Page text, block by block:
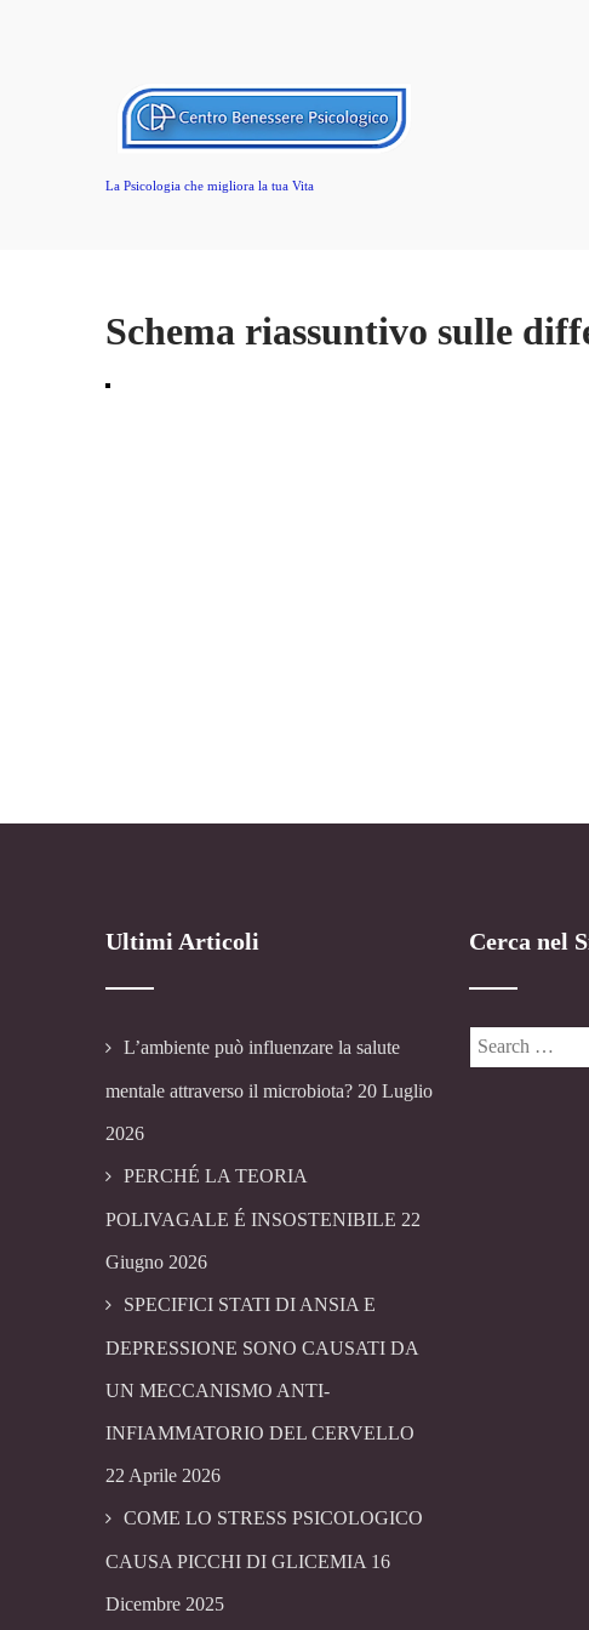
La Psicologia che migliora la tua Vita
Schema riassuntivo sulle
Ultimi Articoli
L’ambiente può influenzare la salute
mentale attraverso il microbiota? 20 Luglio
2026
PERCHÉ LA TEORIA
POLIVAGALE É INSOSTENIBILE 22
Giugno 2026
SPECIFICI STATI DI ANSIA E
DEPRESSIONE SONO CAUSATI DA
UN MECCANISMO ANTI-
INFIAMMATORIO DEL CERVELLO
22 Aprile 2026
COME LO STRESS PSICOLOGICO
CAUSA PICCHI DI GLICEMIA 16
Dicembre 2025
Cerca nel